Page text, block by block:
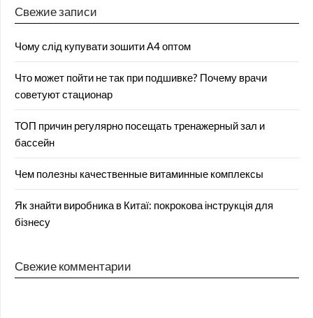
Свежие записи
Чому слід купувати зошити А4 оптом
Что может пойти не так при подшивке? Почему врачи
советуют стационар
ТОП причин регулярно посещать тренажерный зал и
бассейн
Чем полезны качественные витаминные комплексы
Як знайти виробника в Китаї: покрокова інструкція для
бізнесу
Свежие комментарии